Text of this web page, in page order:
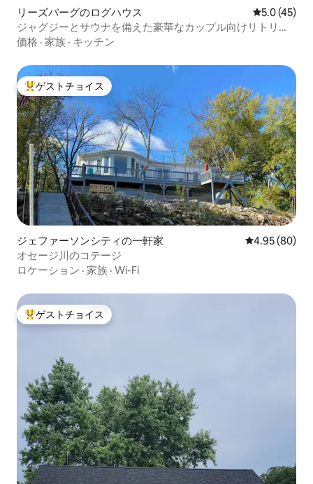
リーズバーグのログハウス レビュー45
5.0 (45)
ジャグジーとサウナを備えた豪華なカップル向けリトリー
ト
価格 · 家族 · キッチン
大好評のゲストチョイスです。
ゲストチョイス
ジェファーソンシティの一軒家 レビュー80
4.95 (80)
オセージ川のコテージ
ロケーション · 家族 · Wi-Fi
大好評のゲストチョイスです。
ゲストチョイス